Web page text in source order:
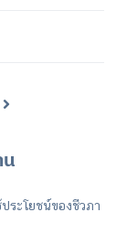
ระโยชน์ของชีวภา